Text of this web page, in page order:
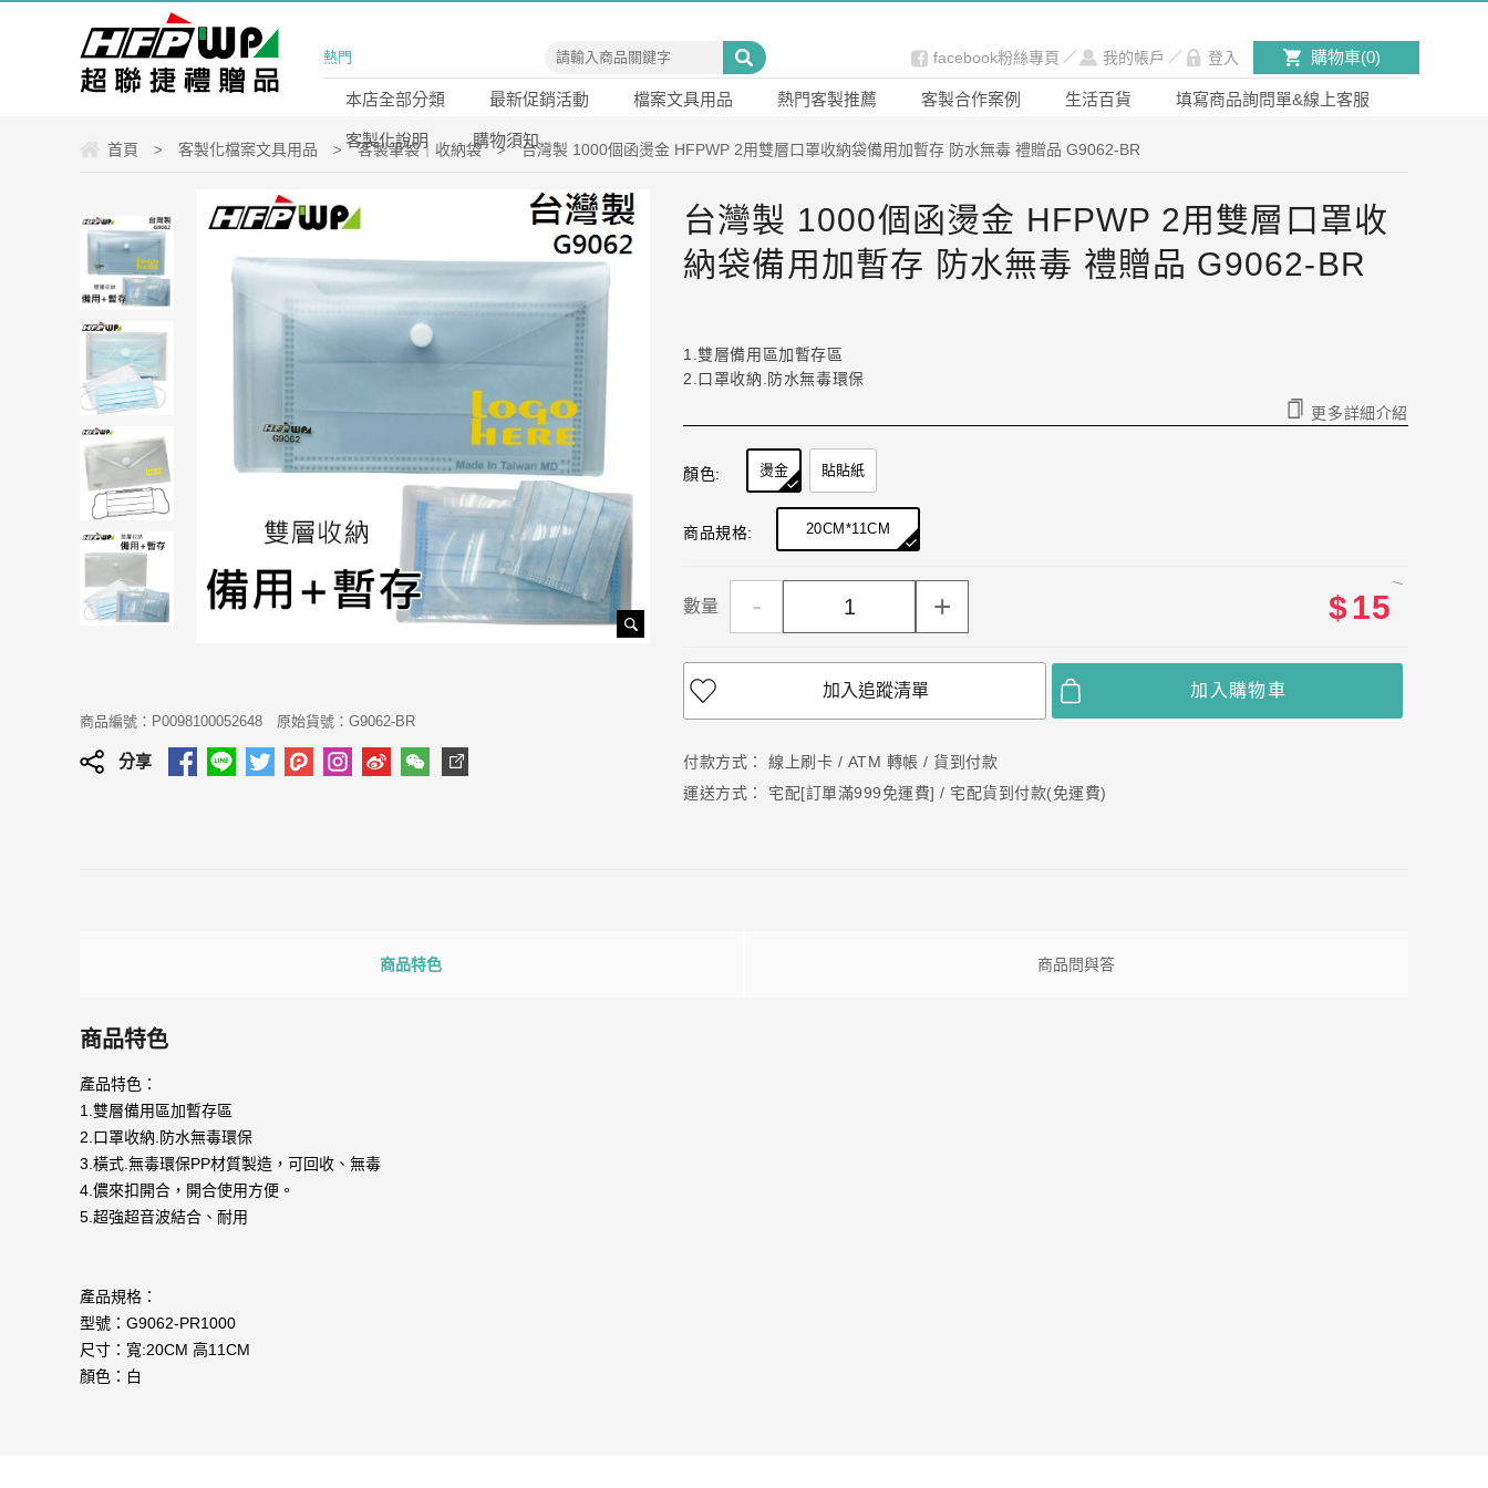
熱門 facebook粉絲專頁 ／ 我的帳戶 ／ 登入 購物車(0)
本店全部分類 最新促銷活動 檔案文具用品 熱門客製推薦 客製合作案例 生活百貨 填寫商品詢問單&線上客服
客製化說明 購物須知
首頁 > 客製化檔案文具用品 > 客製筆袋｜收納袋 > 台灣製 1000個函燙金 HFPWP 2用雙層口罩收納袋備用加暫存 防水無毒 禮贈品 G9062-BR
商品編號：P0098100052648 原始貨號：G9062-BR
分享
台灣製 1000個函燙金 HFPWP 2用雙層口罩收
納袋備用加暫存 防水無毒 禮贈品 G9062-BR
1.雙層備用區加暫存區
2.口罩收納.防水無毒環保
更多詳細介紹
顏色: 燙金 貼貼紙
商品規格: 20CM*11CM
數量 - + $15
加入追蹤清單 加入購物車
付款方式：
線上刷卡 / ATM 轉帳 / 貨到付款
運送方式：
宅配[訂單滿999免運費] / 宅配貨到付款(免運費)
商品特色 商品問與答
商品特色
產品特色：
1.雙層備用區加暫存區
2.口罩收納.防水無毒環保
3.橫式.無毒環保PP材質製造，可回收、無毒
4.儂來扣開合，開合使用方便。
5.超強超音波結合、耐用
產品規格：
型號：G9062-PR1000
尺寸：寬:20CM 高11CM
顏色：白